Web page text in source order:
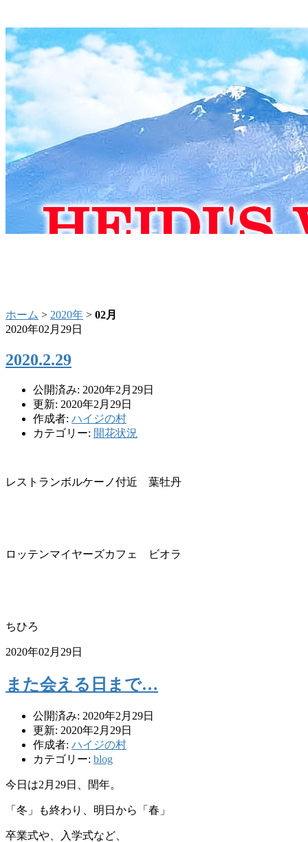
ホーム > 2020年 > 02月
2020年02月29日
2020.2.29
公開済み: 2020年2月29日
更新: 2020年2月29日
作成者: ハイジの村
カテゴリー: 開花状況
レストランボルケーノ付近 葉牡丹
ロッテンマイヤーズカフェ ビオラ
ちひろ
2020年02月29日
また会える日まで…
公開済み: 2020年2月29日
更新: 2020年2月29日
作成者: ハイジの村
カテゴリー: blog
今日は2月29日、閏年。
「冬」も終わり、明日から「春」
卒業式や、入学式など、